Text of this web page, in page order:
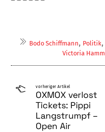
Bodo Schiffmann, Politik,
Victoria Hamm
vorheriger Artikel
OXMOX verlost
Tickets: Pippi
Langstrumpf –
Open Air